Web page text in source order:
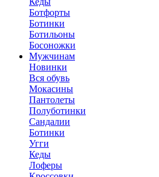
Ботфорты
Ботинки
Ботильоны
Босоножки
Мужчинам
Новинки
Вся обувь
Мокасины
Пантолеты
Полуботинки
Сандалии
Ботинки
Угги
Кеды
Лоферы